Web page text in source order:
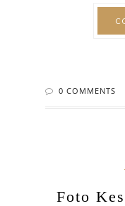
0 COMMENTS
Foto